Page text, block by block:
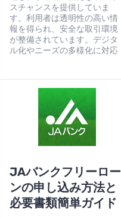
スチャンスを提供していま
す。利用者は透明性の高い情
報を得られ、安全な取引環境
が整備されています。デジタ
ル化やニーズの多様化に対応
JAバンクフリーロー
ンの申し込み方法と
必要書類簡単ガイド